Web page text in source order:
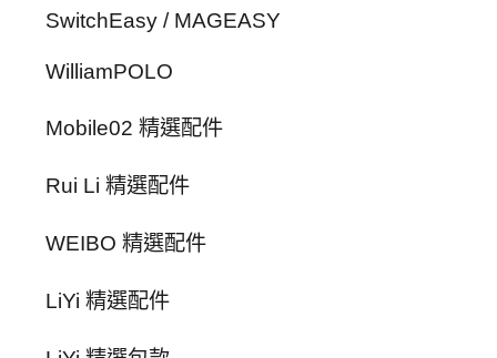
SwitchEasy / MAGEASY
WilliamPOLO
Mobile02 精選配件
Rui Li 精選配件
WEIBO 精選配件
LiYi 精選配件